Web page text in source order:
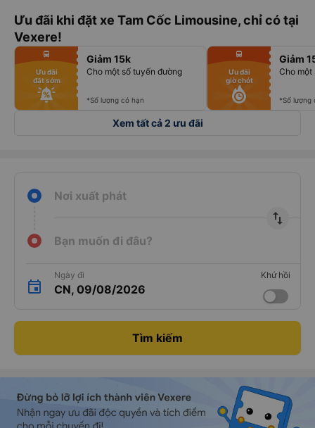
Ưu đãi khi đặt xe Tam Cốc Limousine, chỉ có tại
Vexere!
fiber_manual_record
fiber_manual_record
fiber_manual_record
fiber_manual_record
fiber_manual_record
fiber_manual_record
fiber_manual_record
directions_bus
Ưu đãi
đặt sớm
Giảm 15k
Cho một số tuyến đường
*Số lượng có hạn
fiber_manual_record
fiber_manual_record
fiber_manual_record
fiber_manual_record
fiber_manual_record
fiber_manual_record
fiber_manual_record
directions_bus
Ưu đãi
giờ chót
Giảm
Cho một
*Số lượng
Xem tất cả 2 ưu đãi
Nơi xuất phát
import_export
Bạn muốn đi đâu?
Ngày đi
CN, 09/08/2026
Khứ hồi
Tìm kiếm